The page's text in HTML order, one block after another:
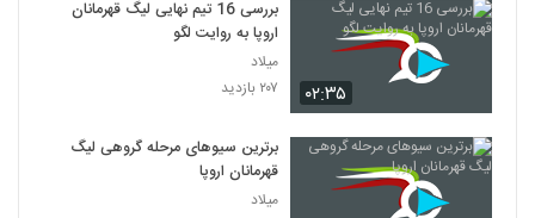
۰۲:۳۵
بررسی 16 تیم نهایی لیگ قهرمانان
اروپا به روایت لگو
میلاد
۲۰۷ بازدید
برترین سیوهای مرحله گروهی لیگ
قهرمانان اروپا
میلاد